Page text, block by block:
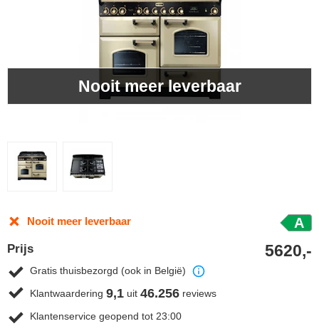
Nooit meer leverbaar
Nooit meer leverbaar A
Prijs 5620,-
Gratis thuisbezorgd (ook in België)
Klantwaardering 9,1 uit 46.256 reviews
Klantenservice geopend tot 23:00